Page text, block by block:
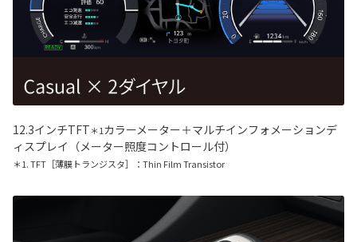
12.3インチTFT＊1カラーメーター＋マルチインフォメーションデ
ィスプレイ（メーター照度コントロール付）
＊1. TFT［薄膜トランジスタ］：Thin Film Transistor